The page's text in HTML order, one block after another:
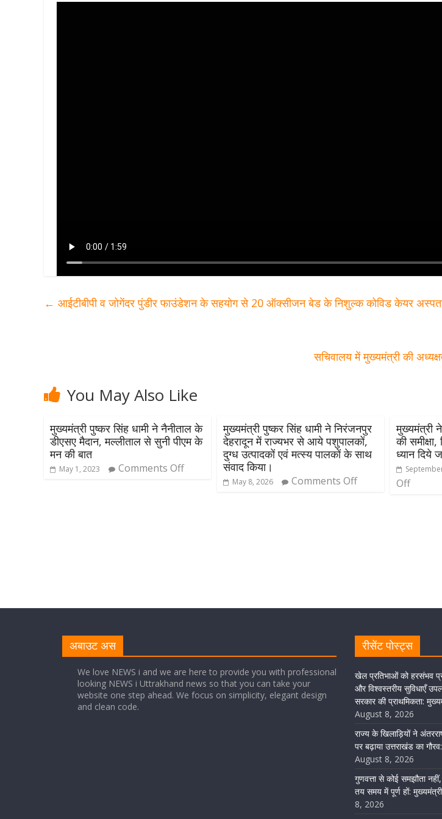
← आईटीबीपी व जोगेंदर पुंडीर फाउंडेशन के सहयोग से 20 ऑक्सीजन बेड के निशुल्क कोविड केयर
सचिवालय में मुख्यमंत्री की
You May Also Like
मुख्यमंत्री पुष्कर सिंह धामी ने नैनीताल के
डीएसए मैदान, मल्लीताल से सुनी पीएम के
मन की बात
May 1, 2023 Comments Off
मुख्यमंत्री पुष्कर सिंह धामी ने निरंजनपुर
देहरादून में राज्यभर से आये पशुपालकों,
दुग्ध उत्पादकों एवं मत्स्य पालकों के साथ
संवाद किया।
May 8, 2026 Comments Off
मुख्यमंत्री ने
की
ध्यान दिये
Off
अबाउट अस
We love NEWS i and we are here to provide you with professional
looking NEWS i Uttrakhand news so that you can take your
website one step ahead. We focus on simplicity, elegant design
and clean code.
रीसेंट पोस्ट्स
खेल प्रतिभाओं को हरसंभव
और विश्वस्तरीय सुविधाएँ
सरकार की प्राथमिकता:
August 8, 2026
राज्य के खिलाड़ियों ने
पर बढ़ाया उत्तराखंड का
August 8, 2026
गुणवत्ता से कोई समझौता
तय समय में पूर्ण हों: मुख्यमंत्री
8, 2026